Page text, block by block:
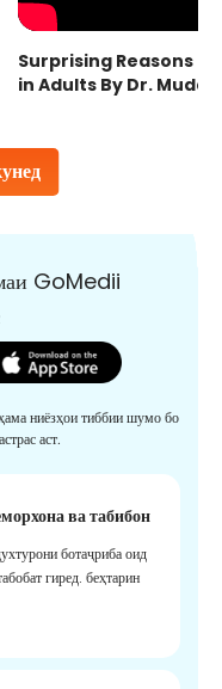
Surprising Reasons
in Adults By Dr.
GoMedii
ниёзҳои тиббии шумо бо
аст.
ва табибон
ботаҷриба оид
гиред. беҳтарин